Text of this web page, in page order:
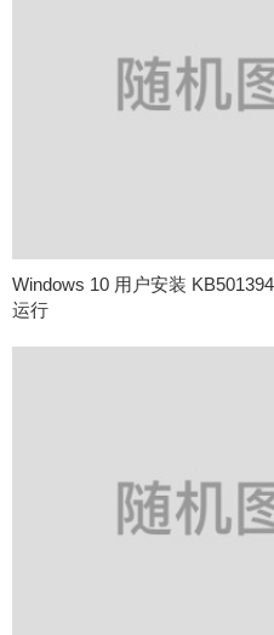
Windows 10 用户安装
运行